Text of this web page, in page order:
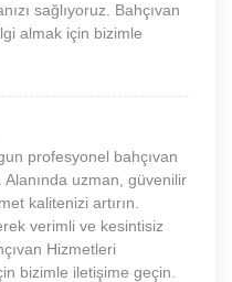
sağlıyoruz. Bahçıvan
almak için bizimle
profesyonel bahçıvan
uzman, güvenilir
kalitenizi artırın.
verimli ve kesintisiz
Hizmetleri
bizimle iletişime geçin.